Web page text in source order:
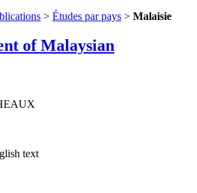
> Études par pays > Malaisie
of Malaysian
text